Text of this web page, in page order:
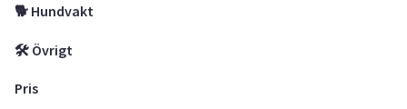
🐕 Hundvakt
🛠 Övrigt
Pris